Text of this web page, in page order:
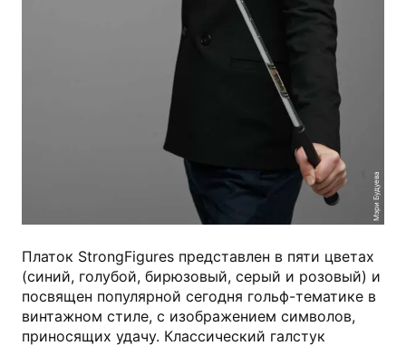
Мэри Будуева
Платок StrongFigures представлен в пяти цветах
(синий, голубой, бирюзовый, серый и розовый) и
посвящен популярной сегодня гольф-тематике в
винтажном стиле, с изображением символов,
приносящих удачу. Классический галстук